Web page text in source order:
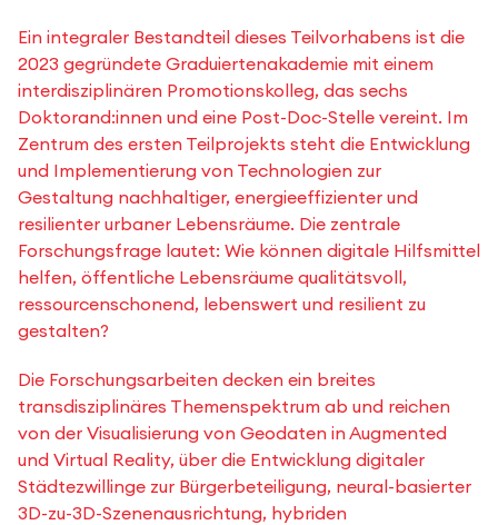
Ein integraler Bestandteil dieses Teilvorhabens ist die
2023 gegründete Graduiertenakademie mit einem
interdisziplinären Promotionskolleg, das sechs
Doktorand:innen und eine Post-Doc-Stelle vereint. Im
Zentrum des ersten Teilprojekts steht die Entwicklung
und Implementierung von Technologien zur
Gestaltung nachhaltiger, energieeffizienter und
resilienter urbaner Lebensräume. Die zentrale
Forschungsfrage lautet: Wie können digitale Hilfsmittel
helfen, öffentliche Lebensräume qualitätsvoll,
ressourcenschonend, lebenswert und resilient zu
gestalten?
Die Forschungsarbeiten decken ein breites
transdisziplinäres Themenspektrum ab und reichen
von der Visualisierung von Geodaten in Augmented
und Virtual Reality, über die Entwicklung digitaler
Städtezwillinge zur Bürgerbeteiligung, neural-basierter
3D-zu-3D-Szenenausrichtung, hybriden